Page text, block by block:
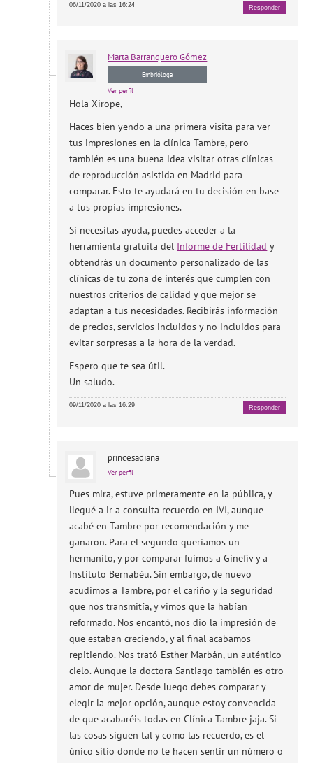
06/11/2020 a las 16:24 Responder
Marta Barranquero Gómez
Embrióloga
Ver perfil
Hola Xirope,
Haces bien yendo a una primera visita para ver
tus impresiones en la clínica Tambre, pero
también es una buena idea visitar otras clínicas
de reproducción asistida en Madrid para
comparar. Esto te ayudará en tu decisión en base
a tus propias impresiones.
Si necesitas ayuda, puedes acceder a la
herramienta gratuita del Informe de Fertilidad y
obtendrás un documento personalizado de las
clínicas de tu zona de interés que cumplen con
nuestros criterios de calidad y que mejor se
adaptan a tus necesidades. Recibirás información
de precios, servicios incluidos y no incluidos para
evitar sorpresas a la hora de la verdad.
Espero que te sea útil.
Un saludo.
09/11/2020 a las 16:29 Responder
princesadiana
Ver perfil
Pues mira, estuve primeramente en la pública, y
llegué a ir a consulta recuerdo en IVI, aunque
acabé en Tambre por recomendación y me
ganaron. Para el segundo queríamos un
hermanito, y por comparar fuimos a Ginefiv y a
Instituto Bernabéu. Sin embargo, de nuevo
acudimos a Tambre, por el cariño y la seguridad
que nos transmitía, y vimos que la habían
reformado. Nos encantó, nos dio la impresión de
que estaban creciendo, y al final acabamos
repitiendo. Nos trató Esther Marbán, un auténtico
cielo. Aunque la doctora Santiago también es otro
amor de mujer. Desde luego debes comparar y
elegir la mejor opción, aunque estoy convencida
de que acabaréis todas en Clínica Tambre jaja. Si
las cosas siguen tal y como las recuerdo, es el
único sitio donde no te hacen sentir un número o